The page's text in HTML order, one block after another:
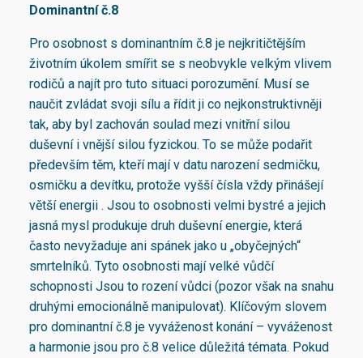
Dominantní č.8
Pro osobnost s dominantním č.8 je nejkritičtějším
životním úkolem smířit se s neobvykle velkým vlivem
rodičů a najít pro tuto situaci porozumění. Musí se
naučit zvládat svoji sílu a řídit ji co nejkonstruktivněji
tak, aby byl zachován soulad mezi vnitřní silou
duševní i vnější silou fyzickou. To se může podařit
především těm, kteří mají v datu narození sedmičku,
osmičku a devítku, protože vyšší čísla vždy přinášejí
větší energii . Jsou to osobnosti velmi bystré a jejich
jasná mysl produkuje druh duševní energie, která
často nevyžaduje ani spánek jako u „obyčejných“
smrtelníků. Tyto osobnosti mají velké vůdčí
schopnosti Jsou to rození vůdci (pozor však na snahu
druhými emocionálně manipulovat). Klíčovým slovem
pro dominantní č.8 je vyváženost konání – vyváženost
a harmonie jsou pro č.8 velice důležitá témata. Pokud